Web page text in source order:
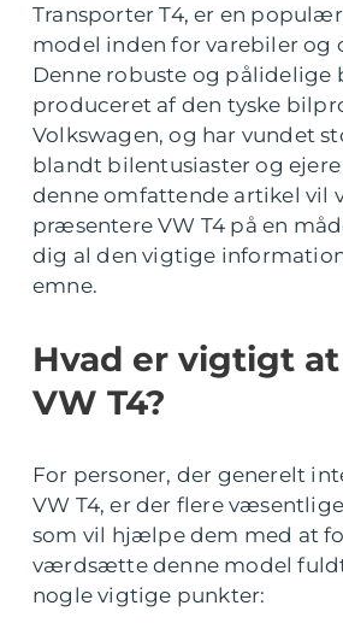
Transporter T4, er en
model inden for varebiler og
Denne robuste og pålidelige
produceret af den tyske
Volkswagen, og har vundet
blandt bilentusiaster og ejere
denne omfattende artikel vil
præsentere VW T4 på en
dig al den vigtige
emne.
Hvad er vigtigt
VW T4?
For personer, der generelt
VW T4, er der flere
som vil hjælpe dem med at
værdsætte denne model
nogle vigtige punkter: